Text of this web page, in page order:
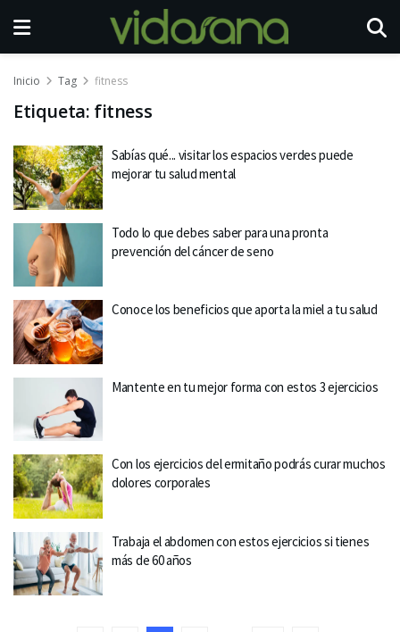
Inicio Tag fitness
Etiqueta: fitness
Sabías qué... visitar los espacios verdes puede
mejorar tu salud mental
Todo lo que debes saber para una pronta
prevención del cáncer de seno
Conoce los beneficios que aporta la miel a tu salud
Mantente en tu mejor forma con estos 3 ejercicios
Con los ejercicios del ermitaño podrás curar muchos
dolores corporales
Trabaja el abdomen con estos ejercicios si tienes
más de 60 años